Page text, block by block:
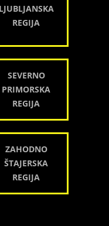
LJUBLJANSKA
REGIJA
SEVERNO
PRIMORSKA
REGIJA
ZAHODNO
ŠTAJERSKA
REGIJA